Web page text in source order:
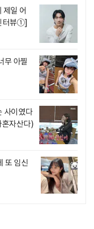
제일 어
터뷰①]
무 아찔
사이였다
자산다)
또 임신